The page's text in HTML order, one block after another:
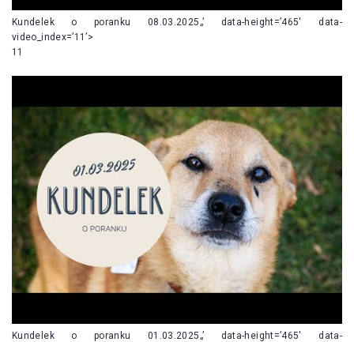
Kundelek o poranku 08.03.2025„’ data-height=’465′ data-
video_index=’11’>
11
Kundelek o poranku 01.03.2025„’ data-height=’465′ data-